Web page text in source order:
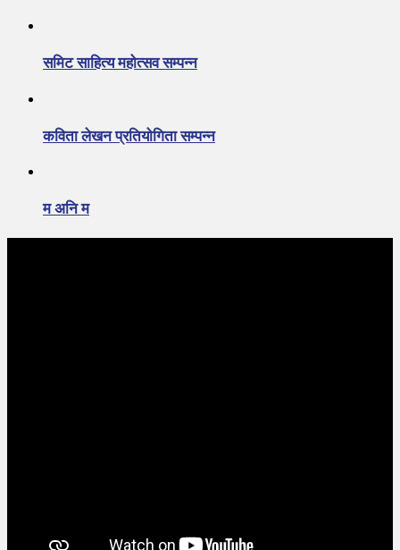
समिट साहित्य महोत्सव सम्पन्न
कविता लेखन प्रतियोगिता सम्पन्न
म अनि म